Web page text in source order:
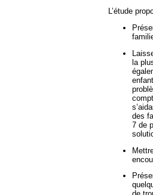
L’étude
la
des
7 de